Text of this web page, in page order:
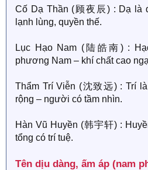
Cố Dạ Thần (顾夜辰) : Dạ là
lạnh lùng, quyền thế.
Lục Hạo Nam (陆皓南) :
phương Nam – khí chất cao
Thẩm Trí Viễn (沈致远) : Trí
rộng – người có tầm nhìn.
Hàn Vũ Huyền (韩宇轩) :
tổng có trí tuệ.
Tên dịu dàng, ấm áp (nam